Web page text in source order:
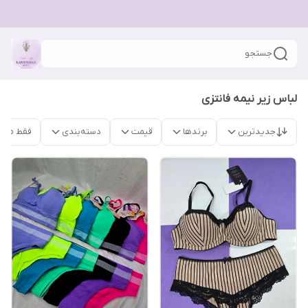
جستجو
لباس زیر نیمه فانتزی
جدیدترین برندها قیمت دسته‌بندی فقط